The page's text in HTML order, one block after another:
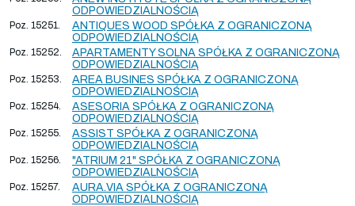
ODPOWIEDZIALNOŚCIĄ
Poz. 15251.
ANTIQUES WOOD SPÓŁKA Z OGRANICZONĄ
ODPOWIEDZIALNOŚCIĄ
Poz. 15252.
APARTAMENTY SOLNA SPÓŁKA Z OGRANICZONĄ
ODPOWIEDZIALNOŚCIĄ
Poz. 15253.
AREA BUSINES SPÓŁKA Z OGRANICZONĄ
ODPOWIEDZIALNOŚCIĄ
Poz. 15254.
ASESORIA SPÓŁKA Z OGRANICZONĄ
ODPOWIEDZIALNOŚCIĄ
Poz. 15255.
ASSIST SPÓŁKA Z OGRANICZONĄ
ODPOWIEDZIALNOŚCIĄ
Poz. 15256.
"ATRIUM 21" SPÓŁKA Z OGRANICZONĄ
ODPOWIEDZIALNOŚCIĄ
Poz. 15257.
AURA.VIA SPÓŁKA Z OGRANICZONĄ
ODPOWIEDZIALNOŚCIĄ